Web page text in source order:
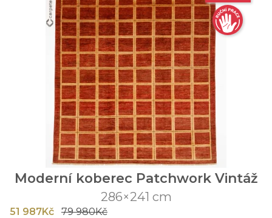
Moderní koberec Patchwork Vintáž
286×241 cm
51 987Kč 79 980Kč